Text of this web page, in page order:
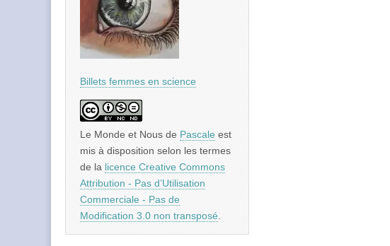
Billets femmes en science
Le Monde et Nous de Pascale est
mis à disposition selon les termes
de la licence Creative Commons
Attribution - Pas d’Utilisation
Commerciale - Pas de
Modification 3.0 non transposé.